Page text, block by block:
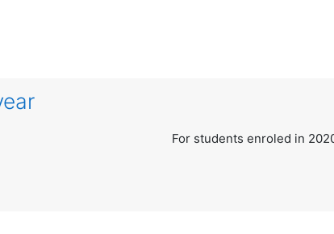
For students enroled in